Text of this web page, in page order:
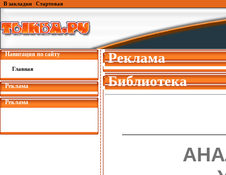
В закладки Стартовая
Навигация по сайту
Главная
Реклама
Реклама
Реклама
Библиотека